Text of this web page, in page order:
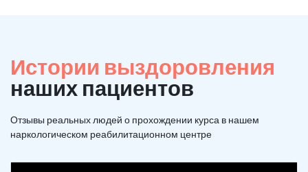
Истории выздоровления
наших пациентов
Отзывы реальных людей о прохождении курса в нашем
наркологическом реабилитационном центре